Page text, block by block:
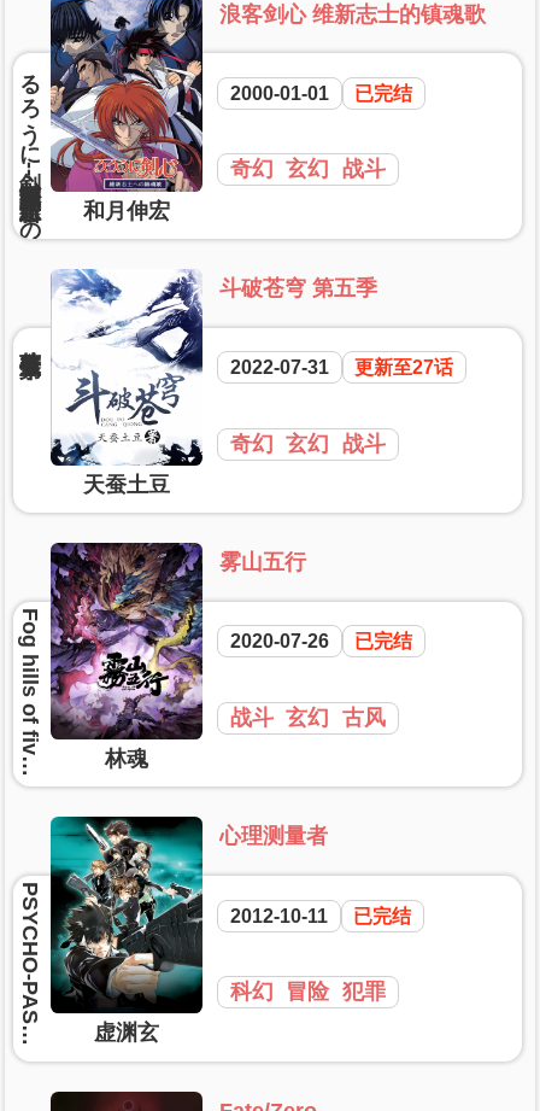
和月伸宏
浪客剑心 维新志士的镇魂歌
2000-01-01 已完结
奇幻 玄幻 战斗
天蚕土豆
斗破苍穹 第五季
2022-07-31 更新至27话
奇幻 玄幻 战斗
林魂
雾山五行
2020-07-26 已完结
战斗 玄幻 古风
虚渊玄
心理测量者
2012-10-11 已完结
科幻 冒险 犯罪